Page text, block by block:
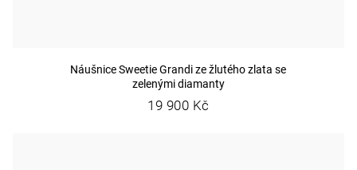
Náušnice Sweetie Grandi ze žlutého zlata se
zelenými diamanty
19 900 Kč